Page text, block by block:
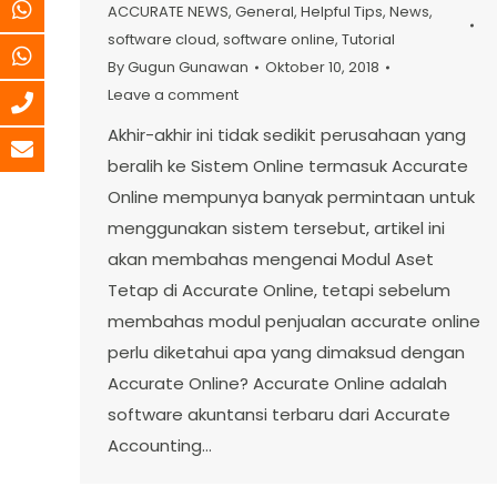
ACCURATE NEWS, General, Helpful Tips, News,
software cloud, software online, Tutorial
ByGugun Gunawan
Oktober 10, 2018
Leave a comment
Akhir-akhir ini tidak sedikit perusahaan yang
beralih ke Sistem Online termasuk Accurate
Online mempunya banyak permintaan untuk
menggunakan sistem tersebut, artikel ini
akan membahas mengenai Modul Aset
Tetap di Accurate Online, tetapi sebelum
membahas modul penjualan accurate online
perlu diketahui apa yang dimaksud dengan
Accurate Online? Accurate Online adalah
software akuntansi terbaru dari Accurate
Accounting…